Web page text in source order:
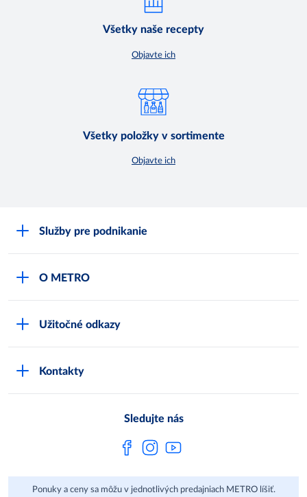
Všetky naše recepty
Objavte ich
Všetky položky v sortimente
Objavte ich
Služby pre podnikanie
Track & trace
O METRO
Užitočné odkazy
Kontakty
Sledujte nás
Ponuky a ceny sa môžu v jednotlivých predajniach METRO líšiť.